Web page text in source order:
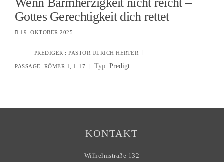
Gottes Gerechtigkeit dich rettet
19. OKTOBER 2025
PREDIGER : PASTOR ULRICH HERTER
PASSAGE: RÖMER 1, 1-17 Typ: Predigt
KONTAKT
Wilhelmstraße 132